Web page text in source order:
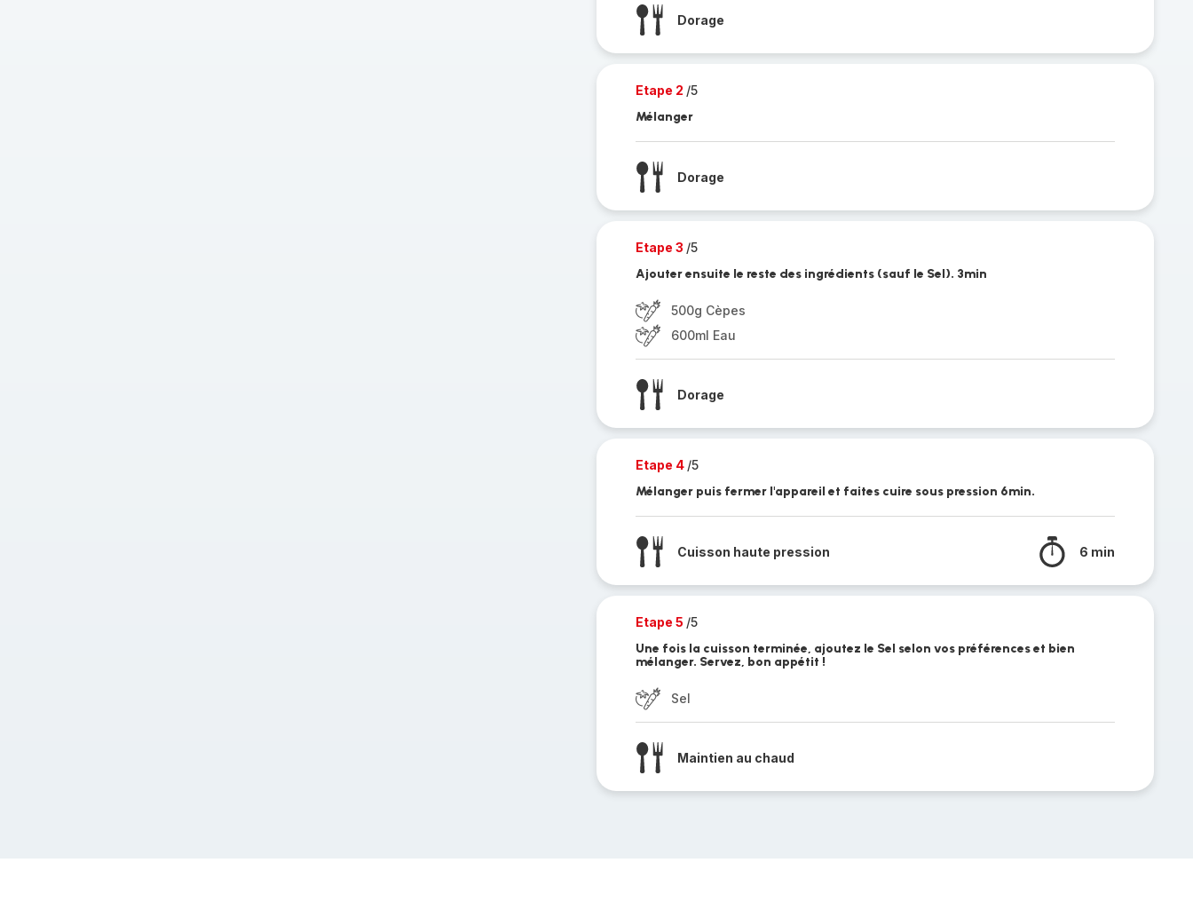
Dorage
Etape 2 /5
Mélanger
Dorage
Etape 3 /5
Ajouter ensuite le reste des ingrédients (sauf le Sel). 3min
500g Cèpes
600ml Eau
Dorage
Etape 4 /5
Mélanger puis fermer l'appareil et faites cuire sous pression 6min.
Cuisson haute pression 6 min
Etape 5 /5
Une fois la cuisson terminée, ajoutez le Sel selon vos préférences et bien
mélanger. Servez, bon appétit !
Sel
Maintien au chaud